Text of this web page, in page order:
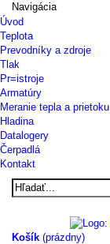
Navigácia
Úvod
Teplota
Prevodníky a zdroje
Tlak
Pr=istroje
Armatúry
Meranie tepla a prietoku
Hladina
Datalogery
Čerpadlá
Kontakt
Košík (prázdny)